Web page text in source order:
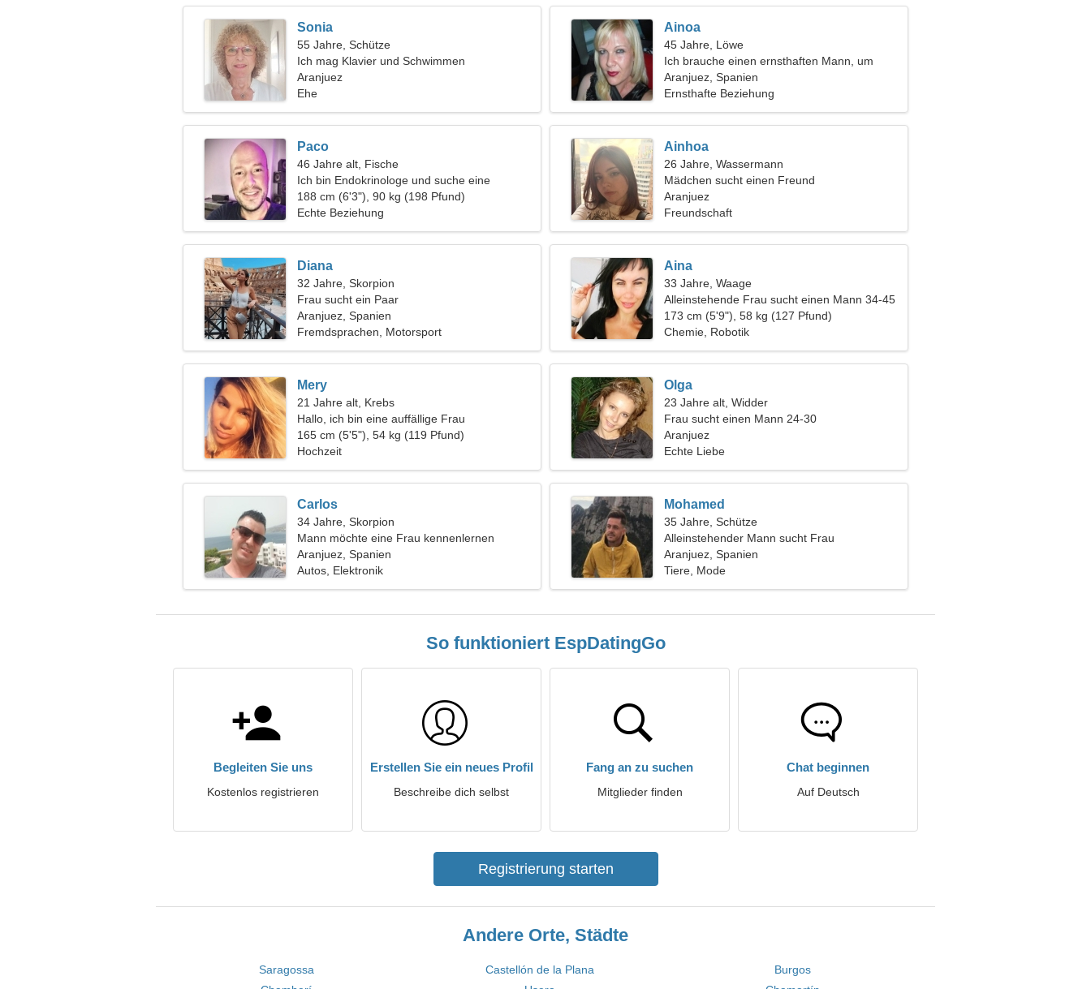
Sonia
55 Jahre, Schütze
Ich mag Klavier und Schwimmen
Aranjuez
Ehe
Ainoa
45 Jahre, Löwe
Ich brauche einen ernsthaften Mann, um
zusammen zu tanzen
Aranjuez, Spanien
Ernsthafte Beziehung
Paco
46 Jahre alt, Fische
Ich bin Endokrinologe und suche eine
aufrichtige Frau
188 cm (6'3"), 90 kg (198 Pfund)
Echte Beziehung
Ainhoa
26 Jahre, Wassermann
Mädchen sucht einen Freund
Aranjuez
Freundschaft
Diana
32 Jahre, Skorpion
Frau sucht ein Paar
Aranjuez, Spanien
Fremdsprachen, Motorsport
Aina
33 Jahre, Waage
Alleinstehende Frau sucht einen Mann 34-45
173 cm (5'9"), 58 kg (127 Pfund)
Chemie, Robotik
Mery
21 Jahre alt, Krebs
Hallo, ich bin eine auffällige Frau
165 cm (5'5"), 54 kg (119 Pfund)
Hochzeit
Olga
23 Jahre alt, Widder
Frau sucht einen Mann 24-30
Aranjuez
Echte Liebe
Carlos
34 Jahre, Skorpion
Mann möchte eine Frau kennenlernen
Aranjuez, Spanien
Autos, Elektronik
Mohamed
35 Jahre, Schütze
Alleinstehender Mann sucht Frau
Aranjuez, Spanien
Tiere, Mode
So funktioniert EspDatingGo
Begleiten Sie uns
Kostenlos registrieren
Erstellen Sie ein neues Profil
Beschreibe dich selbst
Fang an zu suchen
Mitglieder finden
Chat beginnen
Auf Deutsch
Registrierung starten
Andere Orte, Städte
Saragossa Castellón de la Plana
Burgos